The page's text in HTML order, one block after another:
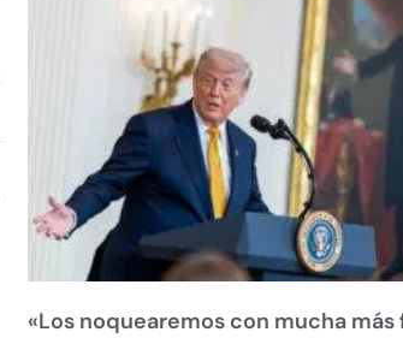
«Los noquearemos con mucha más